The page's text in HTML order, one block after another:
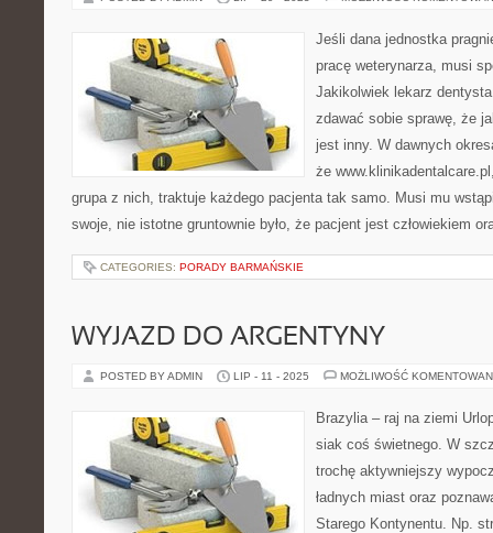
Jeśli dana jednostka
pracę weterynarza, musi
Jakikolwiek lekarz
zdawać sobie sprawę, że
jest inny. W dawnych
że
grupa z nich, traktuje każdego pacjenta tak samo. Musi mu
swoje, nie istotne gruntownie było, że pacjent jest człowiekiem
CATEGORIES: PORADY BARMAŃSKIE
WYJAZD DO ARGENTYNY
POSTED BY ADMIN LIP - 11 - 2025 MOŻLIWOŚĆ
Brazylia – raj na ziemi
siak coś świetnego. W
trochę aktywniejszy
ładnych miast oraz
Starego Kontynentu. Np.